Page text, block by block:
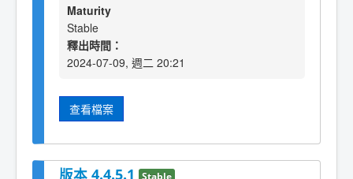
Maturity
Stable
釋出時間：
2024-07-09, 週二 20:21
查看檔案
版本 4.4.5.1 Stable